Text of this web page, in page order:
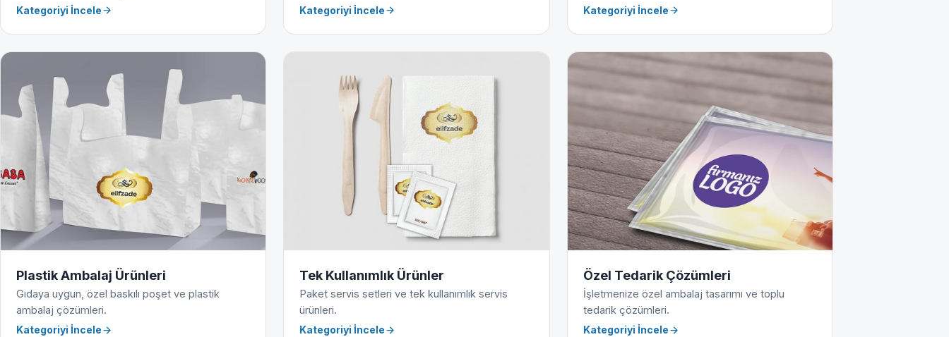
Kategoriyi İncele
Kategoriyi İncele
Kategoriyi İncele
Plastik Ambalaj Ürünleri
Gıdaya uygun, özel baskılı poşet ve plastik
ambalaj çözümleri.
Kategoriyi İncele
Tek Kullanımlık Ürünler
Paket servis setleri ve tek kullanımlık servis
ürünleri.
Kategoriyi İncele
Özel Tedarik Çözümleri
İşletmenize özel ambalaj tasarımı ve toplu
tedarik çözümleri.
Kategoriyi İncele